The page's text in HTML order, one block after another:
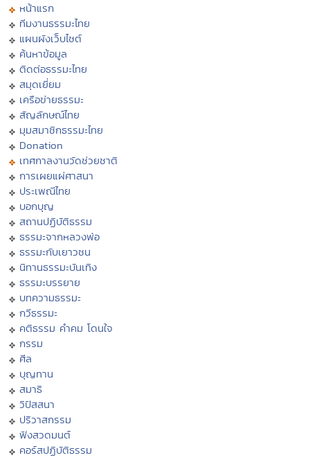
หน้าแรก
ทีมงานธรรมะไทย
แผนผังเว็บไซต์
ค้นหาข้อมูล
ติดต่อธรรมะไทย
สมุดเยี่ยม
เครือข่ายธรรมะ
สัญลักษณ์ไทย
มุมสมาชิกธรรมะไทย
Donation
เทศกาลงานวัดช่วยชาติ
การเผยแผ่ศาสนา
ประเพณีไทย
บอกบุญ
สถานปฏิบัติธรรม
ธรรมะจากหลวงพ่อ
ธรรมะกับเยาวชน
นิทานธรรมะบันเทิง
ธรรมะบรรยาย
บทความธรรมะ
กวีธรรมะ
คติธรรม คำคม โดนใจ
กรรม
ศีล
บุญทาน
สมาธิ
วิปัสสนา
ปริวาสกรรม
ฟังสวดมนต์
คอร์สปฏิบัติธรรม